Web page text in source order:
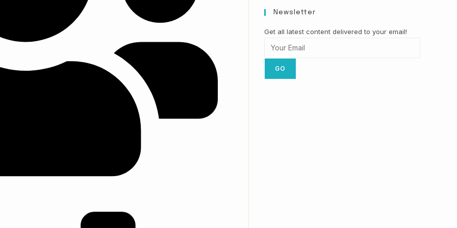
Newsletter
Get all latest content delivered to your email!
GO